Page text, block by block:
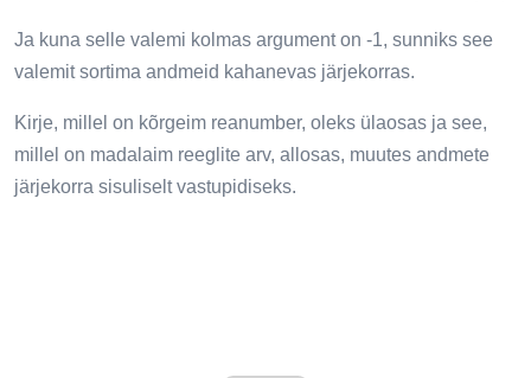
Ja kuna selle valemi kolmas argument on -1, sunniks see
valemit sortima andmeid kahanevas järjekorras.
Kirje, millel on kõrgeim reanumber, oleks ülaosas ja see,
millel on madalaim reeglite arv, allosas, muutes andmete
järjekorra sisuliselt vastupidiseks.